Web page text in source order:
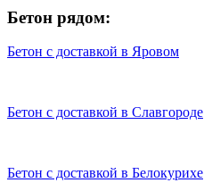
Бетон рядом:
Бетон с доставкой в Яровом
Бетон с доставкой в Славгороде
Бетон с доставкой в Белокурихе